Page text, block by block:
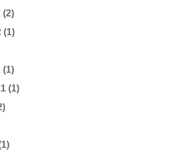
(2)
(1)
(1)
(1)